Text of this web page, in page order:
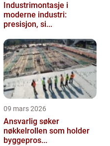
Industrimontasje i
moderne industri:
presisjon, si...
09 mars 2026
Ansvarlig søker
nøkkelrollen som holder
byggepros...